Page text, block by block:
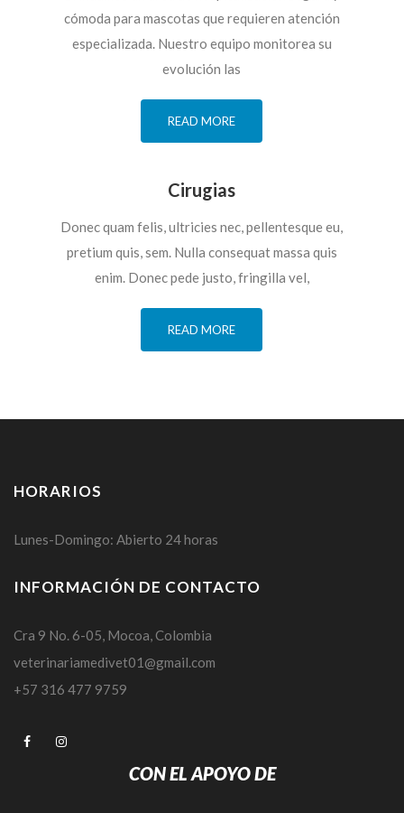
cómoda para mascotas que requieren atención
especializada. Nuestro equipo monitorea su
evolución las
READ MORE
Cirugias
Donec quam felis, ultricies nec, pellentesque eu,
pretium quis, sem. Nulla consequat massa quis
enim. Donec pede justo, fringilla vel,
READ MORE
HORARIOS
Lunes-Domingo: Abierto 24 horas
INFORMACIÓN DE CONTACTO
Cra 9 No. 6-05, Mocoa, Colombia
veterinariamedivet01@gmail.com
+57 316 477 9759
CON EL APOYO DE